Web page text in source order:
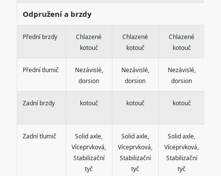
Odpružení a brzdy
Přední brzdy
Chlazené
kotouč
Chlazené
kotouč
Chlazené
kotouč
Přední tlumič
Nezávislé,
dorsion
Nezávislé,
dorsion
Nezávislé,
dorsion
Zadní brzdy kotouč kotouč kotouč
Zadní tlumič
Solid axle,
Víceprvková,
Stabilizační
tyč
Solid axle,
Víceprvková,
Stabilizační
tyč
Solid axle,
Víceprvková,
Stabilizační
tyč